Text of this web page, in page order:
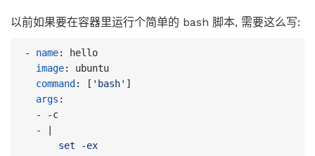
以前如果要在容器里运行个简单的 bash 脚本, 需要这么写:
- name:
hello
image:
ubuntu
command: [ 'bash' ]
args :
- -c
-
|